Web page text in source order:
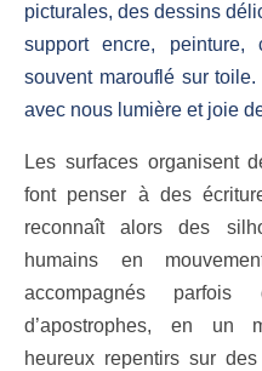
picturales, des dessins
support encre,
souvent marouflé sur
avec nous lumière et joie
Les surfaces organisent
font penser à des
reconnaît alors des
humains en
accompagnés
d’apostrophes, en un
heureux repentirs sur